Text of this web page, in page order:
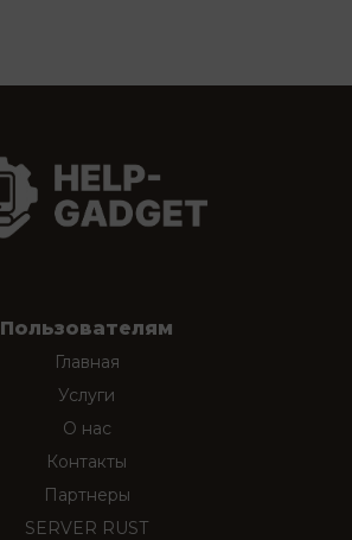
Пользователям
Главная
Услуги
О нас
Контакты
Партнеры
SERVER RUST